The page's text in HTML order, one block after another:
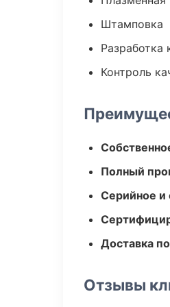
Штамповка
Разработка
Контроль
Полный
Серийное и
Доставка
Отзывы